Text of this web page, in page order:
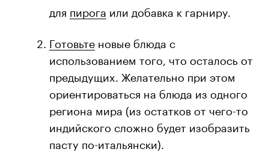
для пирога или добавка к гарниру.
Готовьте новые блюда с
использованием того, что осталось от
предыдущих. Желательно при этом
ориентироваться на блюда из одного
региона мира (из остатков от чего-то
индийского сложно будет изобразить
пасту по-итальянски).